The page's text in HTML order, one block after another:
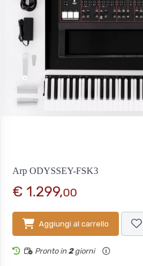
Arp ODYSSEY-FSK3
€ 1.299,00
Aggiungi al carrello
Pronto in 2giorni